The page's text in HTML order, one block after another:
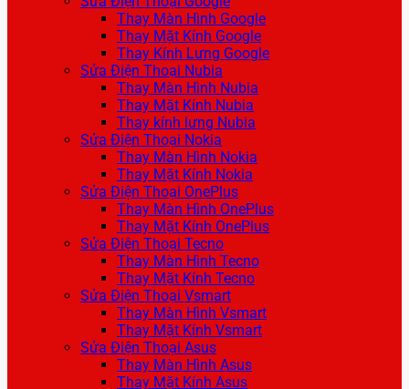
Thay Màn Hình Google
Thay Mặt Kính Google
Thay Kính Lưng Google
Sửa Điện Thoại Nubia
Thay Màn Hình Nubia
Thay Mặt Kính Nubia
Thay kính lưng Nubia
Sửa Điện Thoại Nokia
Thay Màn Hình Nokia
Thay Mặt Kính Nokia
Sửa Điện Thoại OnePlus
Thay Màn Hình OnePlus
Thay Mặt Kính OnePlus
Sửa Điện Thoại Tecno
Thay Màn Hình Tecno
Thay Mặt Kính Tecno
Sửa Điện Thoại Vsmart
Thay Màn Hình Vsmart
Thay Mặt Kính Vsmart
Sửa Điện Thoại Asus
Thay Màn Hình Asus
Thay Mặt Kính Asus